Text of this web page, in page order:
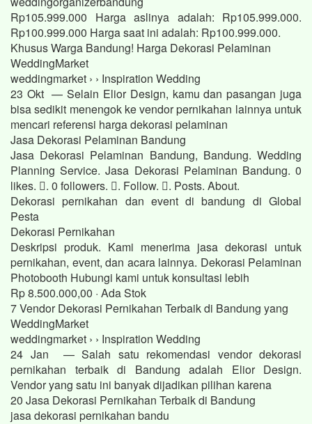
Rp105.999.000 Harga aslinya adalah: Rp105.999.000.
Rp100.999.000 Harga saat ini adalah: Rp100.999.000.
Khusus Warga Bandung! Harga Dekorasi Pelaminan
WeddingMarket
weddingmarket › › Inspiration Wedding
23 Okt — Selain Elior Design, kamu dan pasangan juga
bisa sedikit menengok ke vendor pernikahan lainnya untuk
mencari referensi harga dekorasi pelaminan
Jasa Dekorasi Pelaminan Bandung
Jasa Dekorasi Pelaminan Bandung, Bandung. Wedding
Planning Service. Jasa Dekorasi Pelaminan Bandung. 0
likes. 󱞋. 0 followers. 󱙶. Follow. 󰟝. Posts. About.
Dekorasi pernikahan dan event di bandung di Global
Pesta
Dekorasi Pernikahan
Deskripsi produk. Kami menerima jasa dekorasi untuk
pernikahan, event, dan acara lainnya. Dekorasi Pelaminan
Photobooth Hubungi kami untuk konsultasi lebih
Rp 8.500.000,00 · ‎Ada Stok
7 Vendor Dekorasi Pernikahan Terbaik di Bandung yang
WeddingMarket
weddingmarket › › Inspiration Wedding
24 Jan — Salah satu rekomendasi vendor dekorasi
pernikahan terbaik di Bandung adalah Elior Design.
Vendor yang satu ini banyak dijadikan pilihan karena
20 Jasa Dekorasi Pernikahan Terbaik di Bandung
jasa dekorasi pernikahan bandu